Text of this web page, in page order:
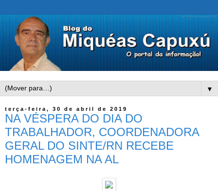
▼
terça-feira, 30 de abril de 2019
NA VÉSPERA DO DIA DO
TRABALHADOR, COORDENADORA
GERAL DO SINTE/RN RECEBE
HOMENAGEM NA AL